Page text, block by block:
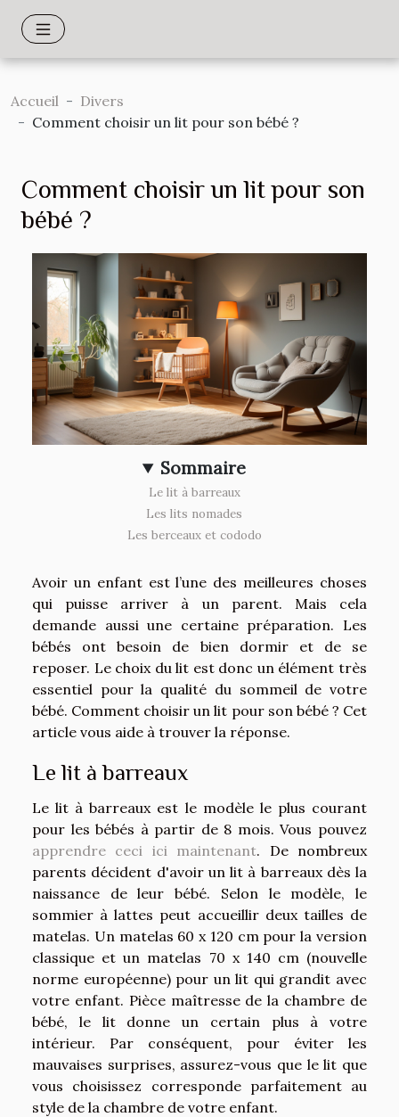
Accueil
Divers
Comment choisir un lit pour son bébé ?
Comment choisir un lit pour son
bébé ?
Sommaire
Le lit à barreaux
Les lits nomades
Les berceaux et cododo
Avoir un enfant est l’une des meilleures choses
qui puisse arriver à un parent. Mais cela
demande aussi une certaine préparation. Les
bébés ont besoin de bien dormir et de se
reposer. Le choix du lit est donc un élément très
essentiel pour la qualité du sommeil de votre
bébé. Comment choisir un lit pour son bébé ? Cet
article vous aide à trouver la réponse.
Le lit à barreaux
Le lit à barreaux est le modèle le plus courant
pour les bébés à partir de 8 mois. Vous pouvez
apprendre ceci ici maintenant. De nombreux
parents décident d'avoir un lit à barreaux dès la
naissance de leur bébé. Selon le modèle, le
sommier à lattes peut accueillir deux tailles de
matelas. Un matelas 60 x 120 cm pour la version
classique et un matelas 70 x 140 cm (nouvelle
norme européenne) pour un lit qui grandit avec
votre enfant. Pièce maîtresse de la chambre de
bébé, le lit donne un certain plus à votre
intérieur. Par conséquent, pour éviter les
mauvaises surprises, assurez-vous que le lit que
vous choisissez corresponde parfaitement au
style de la chambre de votre enfant.